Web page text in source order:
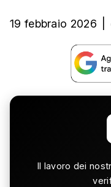
19 febbraio 2026
Il lavoro dei